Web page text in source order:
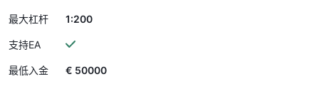
最大杠杆 1:200
支持EA
最低入金 € 50000